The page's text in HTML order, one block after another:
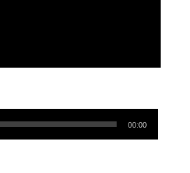
00:00